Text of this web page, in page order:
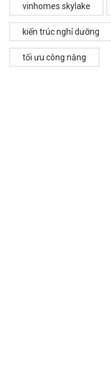
vinhomes skylake
kiến trúc nghỉ dưỡng
tối ưu công năng